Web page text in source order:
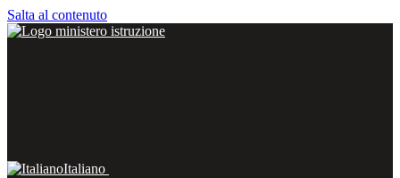
Salta al contenuto
Italiano